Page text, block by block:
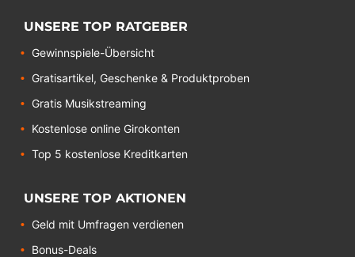
UNSERE TOP RATGEBER
Gewinnspiele-Übersicht
Gratisartikel, Geschenke & Produktproben
Gratis Musikstreaming
Kostenlose online Girokonten
Top 5 kostenlose Kreditkarten
UNSERE TOP AKTIONEN
Geld mit Umfragen verdienen
Bonus-Deals